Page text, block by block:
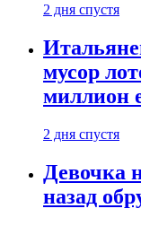
2 дня спустя
мусор
миллион
2 дня спустя
Девочка
назад